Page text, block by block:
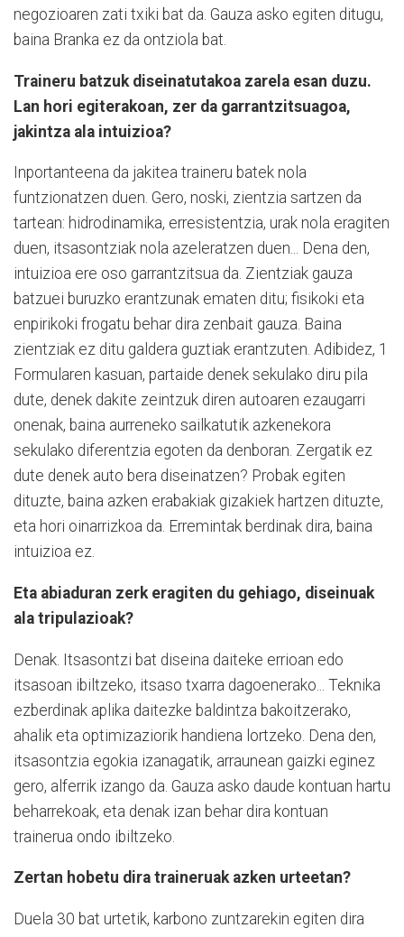
negozioaren zati txiki bat da. Gauza asko egiten ditugu,
baina Branka ez da ontziola bat.
Traineru batzuk diseinatutakoa zarela esan duzu.
Lan hori egiterakoan, zer da garrantzitsuagoa,
jakintza ala intuizioa?
Inportanteena da jakitea traineru batek nola
funtzionatzen duen. Gero, noski, zientzia sartzen da
tartean: hidrodinamika, erresistentzia, urak nola eragiten
duen, itsasontziak nola azeleratzen duen... Dena den,
intuizioa ere oso garrantzitsua da. Zientziak gauza
batzuei buruzko erantzunak ematen ditu; fisikoki eta
enpirikoki frogatu behar dira zenbait gauza. Baina
zientziak ez ditu galdera guztiak erantzuten. Adibidez, 1
Formularen kasuan, partaide denek sekulako diru pila
dute, denek dakite zeintzuk diren autoaren ezaugarri
onenak, baina aurreneko sailkatutik azkenekora
sekulako diferentzia egoten da denboran. Zergatik ez
dute denek auto bera diseinatzen? Probak egiten
dituzte, baina azken erabakiak gizakiek hartzen dituzte,
eta hori oinarrizkoa da. Erremintak berdinak dira, baina
intuizioa ez.
Eta abiaduran zerk eragiten du gehiago, diseinuak
ala tripulazioak?
Denak. Itsasontzi bat diseina daiteke errioan edo
itsasoan ibiltzeko, itsaso txarra dagoenerako... Teknika
ezberdinak aplika daitezke baldintza bakoitzerako,
ahalik eta optimizaziorik handiena lortzeko. Dena den,
itsasontzia egokia izanagatik, arraunean gaizki eginez
gero, alferrik izango da. Gauza asko daude kontuan hartu
beharrekoak, eta denak izan behar dira kontuan
trainerua ondo ibiltzeko.
Zertan hobetu dira traineruak azken urteetan?
Duela 30 bat urtetik, karbono zuntzarekin egiten dira